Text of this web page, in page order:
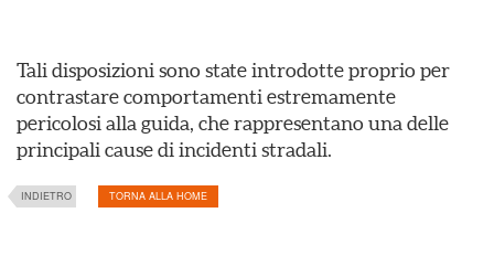
Tali disposizioni sono state introdotte proprio per
contrastare comportamenti estremamente
pericolosi alla guida, che rappresentano una delle
principali cause di incidenti stradali.
INDIETRO TORNA ALLA HOME